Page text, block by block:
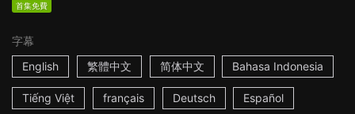
首集免費
字幕
English
繁體中文 简体中文 Bahasa Indonesia
Tiếng Việt français Deutsch Español